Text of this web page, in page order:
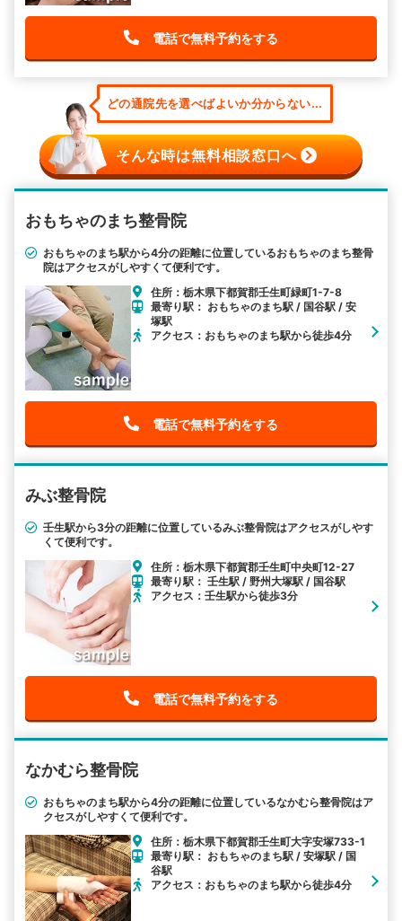
電話で無料予約をする
どの通院先を選べばよいか分からない...
そんな時は無料相談窓口へ
おもちゃのまち整骨院
おもちゃのまち駅から4分の距離に位置しているおもちゃのまち整骨
院はアクセスがしやすくて便利です。
住所：栃木県下都賀郡壬生町緑町1-7-8
最寄り駅： おもちゃのまち駅 / 国谷駅 / 安
塚駅
アクセス：おもちゃのまち駅から徒歩4分
電話で無料予約をする
みぶ整骨院
壬生駅から3分の距離に位置しているみぶ整骨院はアクセスがしやす
くて便利です。
住所：栃木県下都賀郡壬生町中央町12-27
最寄り駅： 壬生駅 / 野州大塚駅 / 国谷駅
アクセス：壬生駅から徒歩3分
電話で無料予約をする
なかむら整骨院
おもちゃのまち駅から4分の距離に位置しているなかむら整骨院はア
クセスがしやすくて便利です。
住所：栃木県下都賀郡壬生町大字安塚733-1
最寄り駅： おもちゃのまち駅 / 安塚駅 / 国
谷駅
アクセス：おもちゃのまち駅から徒歩4分